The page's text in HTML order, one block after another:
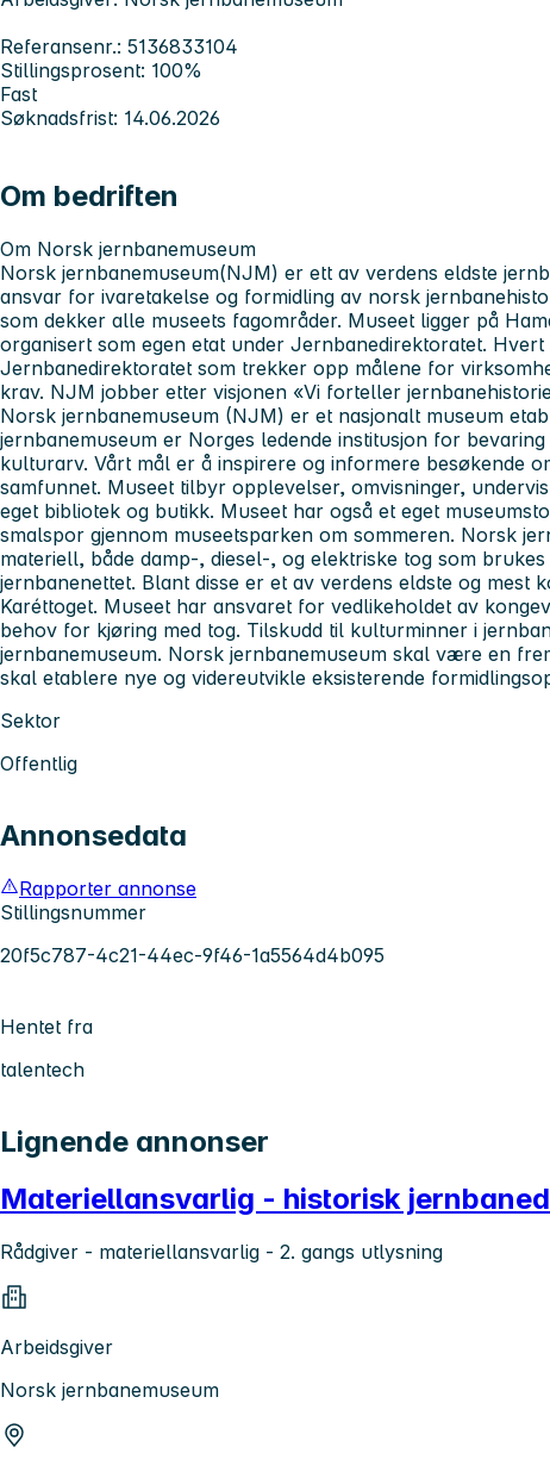
Referansenr.: 5136833104
Stillingsprosent: 100%
Fast
Søknadsfrist: 14.06.2026
Om bedriften
Om Norsk jernbanemuseum
Norsk jernbanemuseum(NJM) er ett av verdens eldste
ansvar for ivaretakelse og formidling av norsk
som dekker alle museets fagområder. Museet ligger på
organisert som egen etat under Jernbanedirektoratet.
Jernbanedirektoratet som trekker opp målene for
krav. NJM jobber etter visjonen «Vi forteller
Norsk jernbanemuseum (NJM) er et nasjonalt museum
jernbanemuseum er Norges ledende institusjon for
kulturarv. Vårt mål er å inspirere og informere besøkende
samfunnet. Museet tilbyr opplevelser, omvisninger,
eget bibliotek og butikk. Museet har også et eget
smalspor gjennom museetsparken om sommeren. Norsk
materiell, både damp-, diesel-, og elektriske tog som
jernbanenettet. Blant disse er et av verdens eldste og mest
Karéttoget. Museet har ansvaret for vedlikeholdet av
behov for kjøring med tog. Tilskudd til kulturminner i
jernbanemuseum. Norsk jernbanemuseum skal være en
skal etablere nye og videreutvikle eksisterende
Sektor
Offentlig
Annonsedata
Rapporter annonse
Stillingsnummer
20f5c787-4c21-44ec-9f46-1a5564d4b095
Hentet fra
talentech
Lignende annonser
Materiellansvarlig - historisk
Rådgiver - materiellansvarlig - 2. gangs utlysning
Arbeidsgiver
Norsk jernbanemuseum